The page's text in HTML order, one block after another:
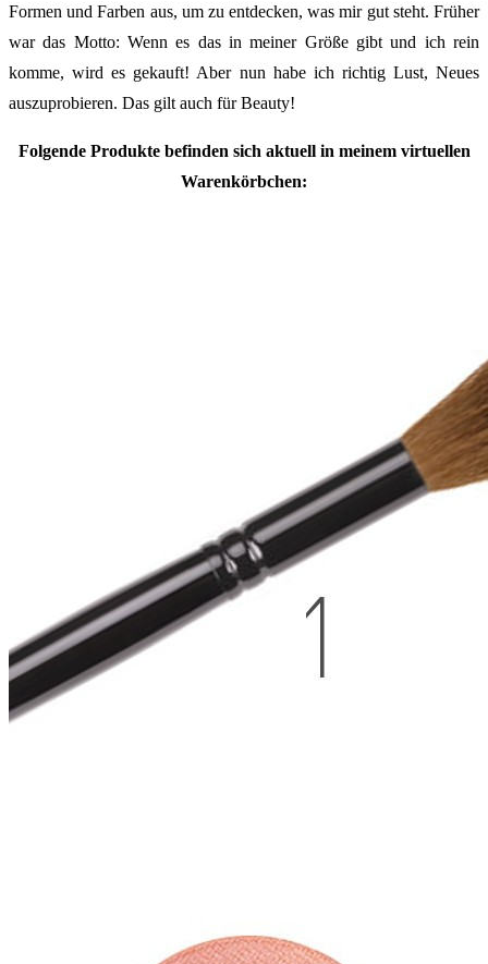
Formen und Farben aus, um zu entdecken, was mir gut steht. Früher
war das Motto: Wenn es das in meiner Größe gibt und ich rein
komme, wird es gekauft! Aber nun habe ich richtig Lust, Neues
auszuprobieren. Das gilt auch für Beauty!
Folgende Produkte befinden sich aktuell in meinem virtuellen
Warenkörbchen: